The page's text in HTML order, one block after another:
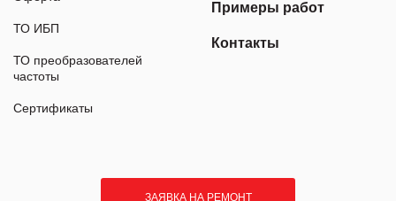
ТО ИБП
ТО преобразователей
частоты
Сертификаты
Примеры работ
Контакты
ЗАЯВКА НА РЕМОНТ